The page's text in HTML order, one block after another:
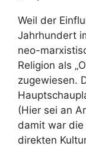
Weil der
Jahrhundert
neo-
Religion als
zugewiesen.
(Hier sei an
damit war die
direkten